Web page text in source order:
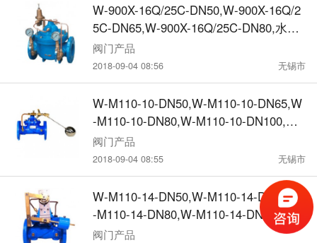
W-900X-16Q/25C-DN50,W-900X-16Q/2
5C-DN65,W-900X-16Q/25C-DN80,水力
控制阀
阀门产品
2018-09-04 08:56 无锡市
W-M110-10-DN50,W-M110-10-DN65,W
-M110-10-DN80,W-M110-10-DN100,水
力控制阀
阀门产品
2018-09-04 08:55 无锡市
W-M110-14-DN50,W-M110-14-DN65,W
-M110-14-DN80,W-M110-14-DN100,水
力控制阀
阀门产品